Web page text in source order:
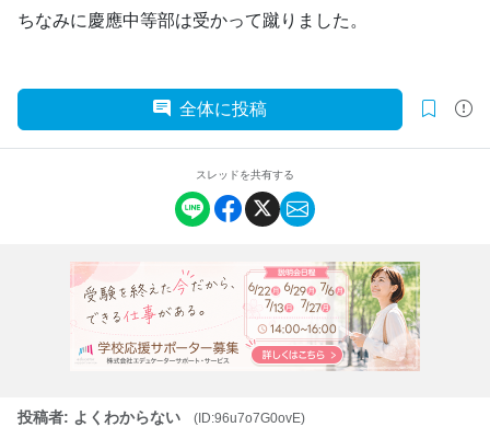
ちなみに慶應中等部は受かって蹴りました。
全体に投稿
スレッドを共有する
投稿者: よくわからない
(ID:96u7o7G0ovE)